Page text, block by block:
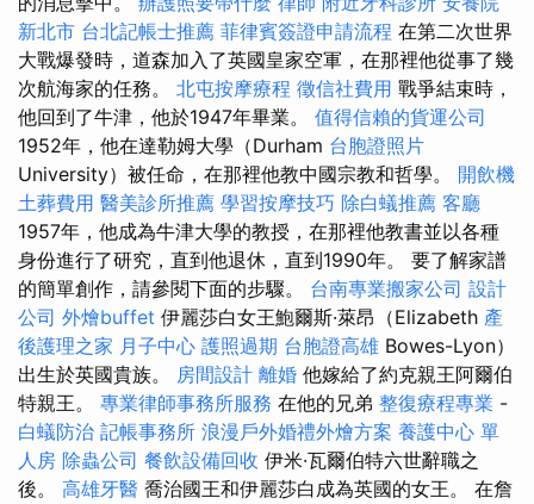
新北市 台北記帳士推薦 菲律賓簽證申請流程 在第二次世界
大戰爆發時，道森加入了英國皇家空軍，在那裡他從事了幾
次航海家的任務。 北屯按摩療程 徵信社費用 戰爭結束時，
他回到了牛津，他於1947年畢業。 值得信賴的貨運公司
1952年，他在達勒姆大學（Durham 台胞證照片
University）被任命，在那裡他教中國宗教和哲學。 開飲機
土葬費用 醫美診所推薦 學習按摩技巧 除白蟻推薦 客廳
1957年，他成為牛津大學的教授，在那裡他教書並以各種
身份進行了研究，直到他退休，直到1990年。 要了解家譜
的簡單創作，請參閱下面的步驟。 台南專業搬家公司 設計
公司 外燴buffet 伊麗莎白女王鮑爾斯·萊昂（Elizabeth 產
後護理之家 月子中心 護照過期 台胞證高雄 Bowes-Lyon）
出生於英國貴族。 房間設計 離婚 他嫁給了約克親王阿爾伯
特親王。 專業律師事務所服務 在他的兄弟 整復療程專業 -
白蟻防治 記帳事務所 浪漫戶外婚禮外燴方案 養護中心 單
人房 除蟲公司 餐飲設備回收 伊米·瓦爾伯特六世辭職之
後。 高雄牙醫 喬治國王和伊麗莎白成為英國的女王。 在詹